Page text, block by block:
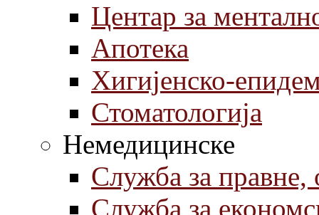
Центар за
Aпотека
Хигијенско-
Стоматологија
Немедицинске
Служба за правне,
Служба за